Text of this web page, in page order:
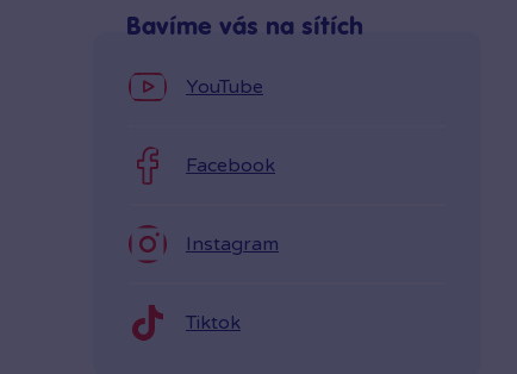
Bavíme vás na sítích
YouTube
Facebook
Instagram
Tiktok